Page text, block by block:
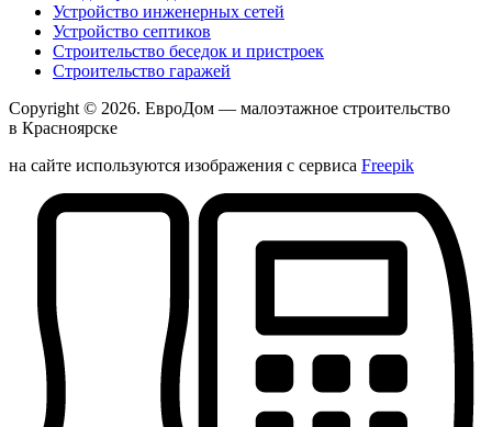
Устройство инженерных сетей
Устройство септиков
Строительство беседок и пристроек
Строительство гаражей
Copyright © 2026. ЕвроДом — малоэтажное строительство
в Красноярске
на сайте используются изображения с сервиса Freepik